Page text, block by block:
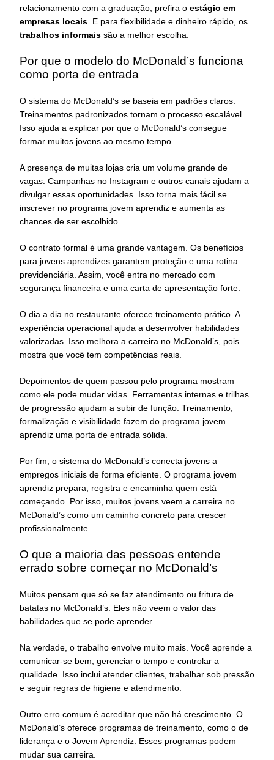
relacionamento com a graduação, prefira o estágio em
empresas locais . E para flexibilidade e dinheiro rápido, os
trabalhos informais são a melhor escolha.
Por que o modelo do McDonald’s funciona
como porta de entrada
O sistema do McDonald’s se baseia em padrões claros.
Treinamentos padronizados tornam o processo escalável.
Isso ajuda a explicar por que o McDonald’s consegue
formar muitos jovens ao mesmo tempo.
A presença de muitas lojas cria um volume grande de
vagas. Campanhas no Instagram e outros canais ajudam a
divulgar essas oportunidades. Isso torna mais fácil se
inscrever no programa jovem aprendiz e aumenta as
chances de ser escolhido.
O contrato formal é uma grande vantagem. Os benefícios
para jovens aprendizes garantem proteção e uma rotina
previdenciária. Assim, você entra no mercado com
segurança financeira e uma carta de apresentação forte.
O dia a dia no restaurante oferece treinamento prático. A
experiência operacional ajuda a desenvolver habilidades
valorizadas. Isso melhora a carreira no McDonald’s, pois
mostra que você tem competências reais.
Depoimentos de quem passou pelo programa mostram
como ele pode mudar vidas. Ferramentas internas e trilhas
de progressão ajudam a subir de função. Treinamento,
formalização e visibilidade fazem do programa jovem
aprendiz uma porta de entrada sólida.
Por fim, o sistema do McDonald’s conecta jovens a
empregos iniciais de forma eficiente. O programa jovem
aprendiz prepara, registra e encaminha quem está
começando. Por isso, muitos jovens veem a carreira no
McDonald’s como um caminho concreto para crescer
profissionalmente.
O que a maioria das pessoas entende
errado sobre começar no McDonald’s
Muitos pensam que só se faz atendimento ou fritura de
batatas no McDonald’s. Eles não veem o valor das
habilidades que se pode aprender.
Na verdade, o trabalho envolve muito mais. Você aprende a
comunicar-se bem, gerenciar o tempo e controlar a
qualidade. Isso inclui atender clientes, trabalhar sob pressão
e seguir regras de higiene e atendimento.
Outro erro comum é acreditar que não há crescimento. O
McDonald’s oferece programas de treinamento, como o de
liderança e o Jovem Aprendiz. Esses programas podem
mudar sua carreira.